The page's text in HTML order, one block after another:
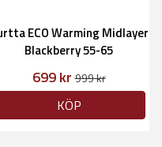
ECO Warming Midlayer
Blackberry 55-65
699 kr999 kr
KÖP